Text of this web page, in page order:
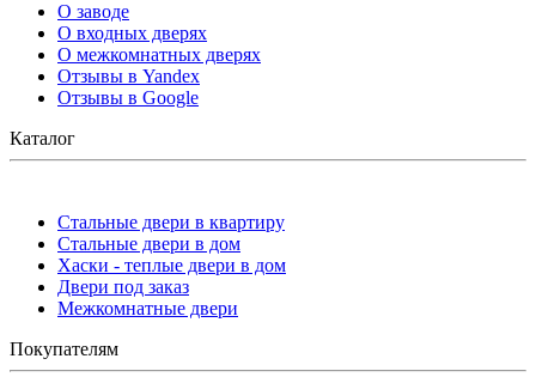
О заводе
О входных дверях
О межкомнатных дверях
Отзывы в Yandex
Отзывы в Google
Каталог
Стальные двери в квартиру
Стальные двери в дом
Хаски - теплые двери в дом
Двери под заказ
Межкомнатные двери
Покупателям